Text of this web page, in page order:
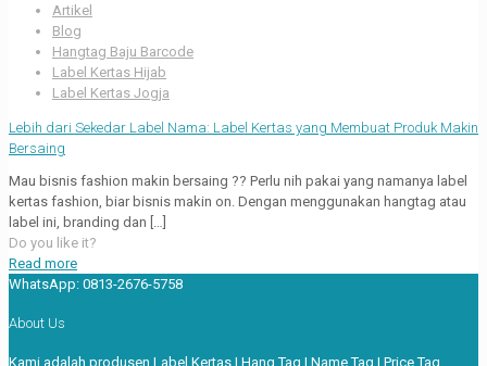
Artikel
Blog
Hangtag Baju Barcode
Label Kertas Hijab
Label Kertas Jogja
Lebih dari Sekedar Label Nama: Label Kertas yang Membuat Produk Makin
Bersaing
Mau bisnis fashion makin bersaing ?? Perlu nih pakai yang namanya label
kertas fashion, biar bisnis makin on. Dengan menggunakan hangtag atau
label ini, branding dan
Do you like it?
Read more
WhatsApp: 0813-2676-5758
About Us
Kami adalah produsen Label Kertas | Hang Tag | Name Tag | Price Tag,